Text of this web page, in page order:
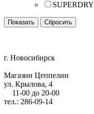
SUPERDRY
г. Новосибирск
Магазин Цеппелин
ул. Крылова, 4
11-00 до 20-00
тел.: 286-09-14